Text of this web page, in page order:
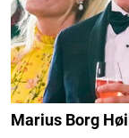
Marius Borg